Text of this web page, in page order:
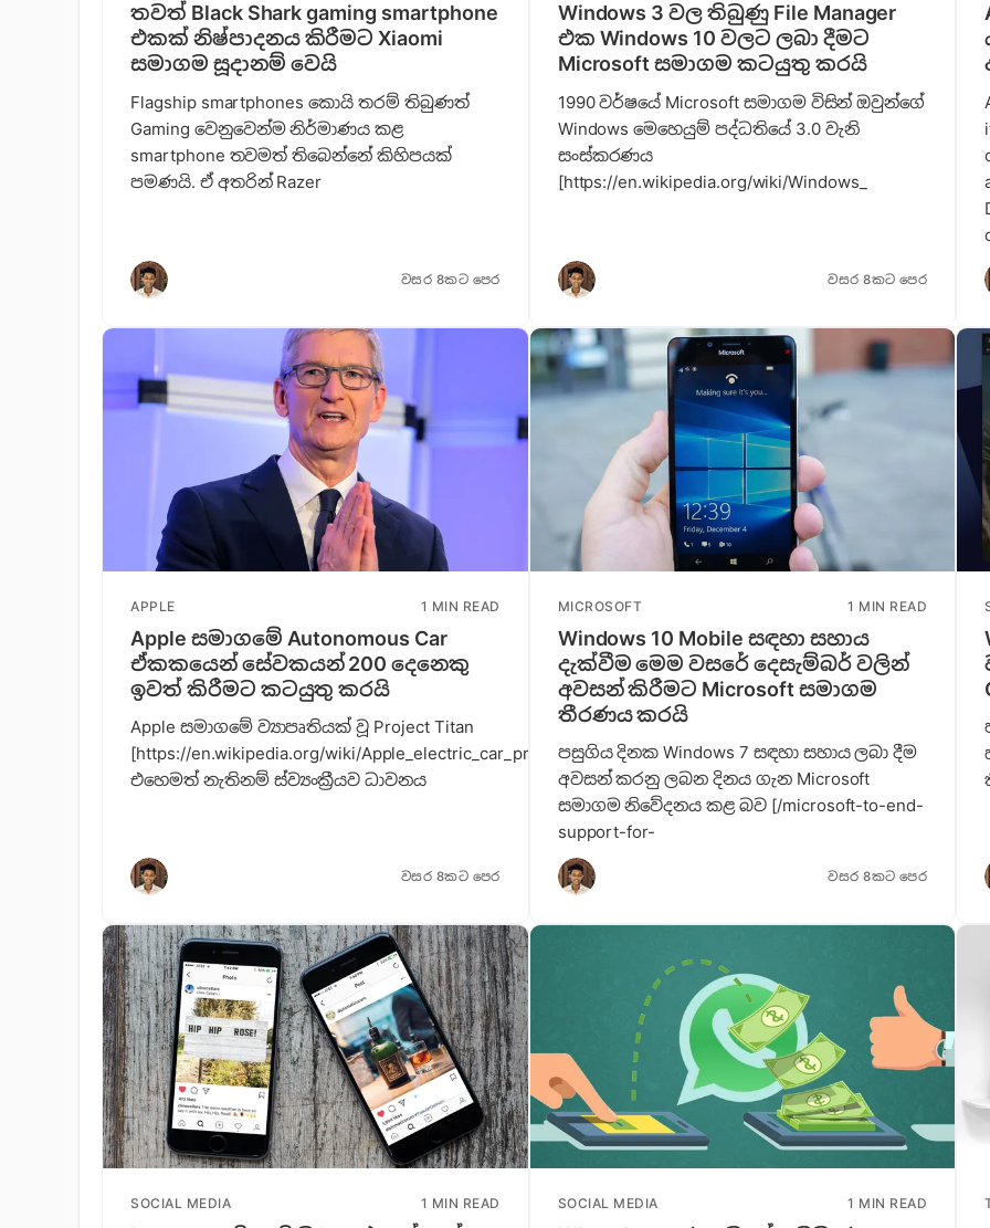
තවත් Black Shark gaming smartphone
එකක් නිෂ්පාදනය කිරීමට Xiaomi
සමාගම සූදානම් වෙයි
Flagship smartphones කොයි තරම් තිබුණත්
Gaming වෙනුවෙන්ම නිර්මාණය කළ
smartphone තවමත් තිබෙන්නේ කිහිපයක්
පමණයි. ඒ අතරින් Razer
වසර 8කට පෙර
Windows 3 වල තිබුණු File Manager
එක Windows 10 වලට ලබා දීමට
Microsoft සමාගම කටයුතු කරයි
1990 වර්ෂයේ Microsoft සමාගම විසින් ඔවුන්ගේ
Windows මෙහෙයුම් පද්ධතියේ 3.0 වැනි
සංස්කරණය
[https://en.wikipedia.org/wiki/Windows_
වසර 8කට පෙර
APPLE 1 MIN READ
Apple සමාගමේ Autonomous Car
ඒකකයෙන් සේවකයන් 200 දෙනෙකු
ඉවත් කිරීමට කටයුතු කරයි
Apple සමාගමේ ව්‍යාපෘතියක් වූ Project Titan
[https://en.wikipedia.org/wiki/Apple_electric_car_project],
එහෙමත් නැතිනම් ස්ව්‍යංක්‍රීයව ධාවනය
වසර 8කට පෙර
MICROSOFT 1 MIN READ
Windows 10 Mobile සඳහා සහාය
දැක්වීම මෙම වසරේ දෙසැම්බර් වලින්
අවසන් කිරීමට Microsoft සමාගම
තීරණය කරයි
පසුගිය දිනක Windows 7 සඳහා සහාය ලබා දීම
අවසන් කරනු ලබන දිනය ගැන Microsoft
සමාගම නිවේදනය කළ බව [/microsoft-to-end-
support-for-
වසර 8කට පෙර
SOCIAL MEDIA 1 MIN READ SOCIAL MEDIA 1 MIN READ